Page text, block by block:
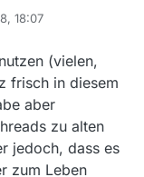
18:07
(vielen,
frisch in diesem
aber
zu alten
jedoch, dass es
zum Leben